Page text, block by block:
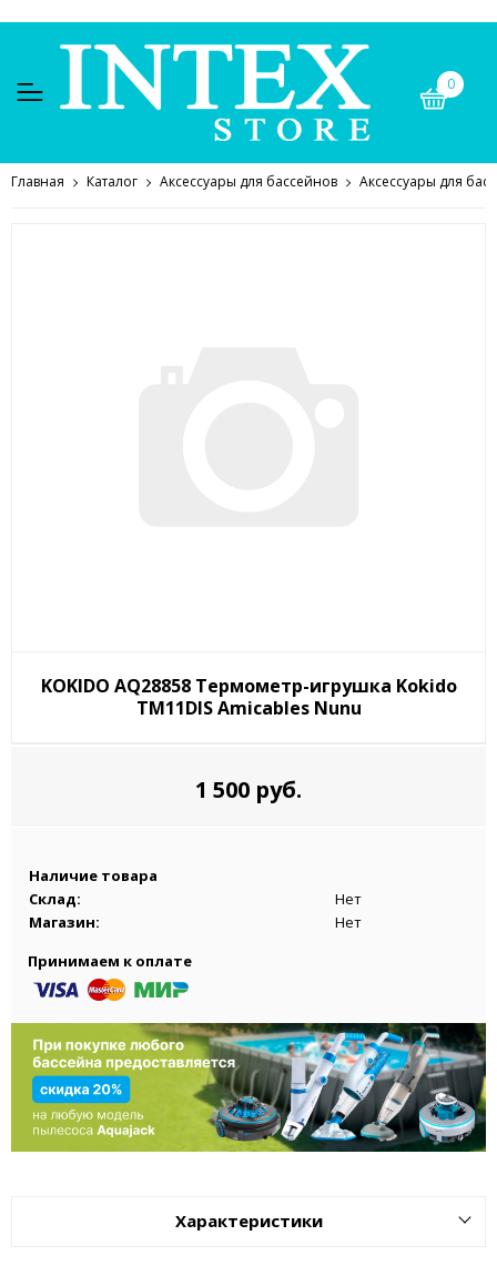
0
Главная Каталог Аксессуары для бассейнов Аксессуары для
KOKIDO AQ28858 Термометр-игрушка Kokido
TM11DIS Amicables Nunu
1 500 руб.
Наличие товара
Склад:
Нет
Магазин:
Нет
Принимаем к оплате
Характеристики